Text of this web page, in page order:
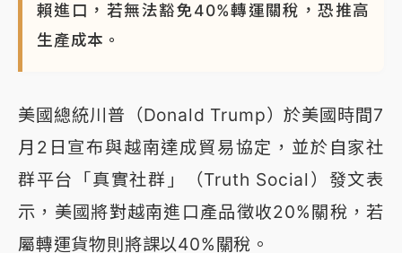
賴進口，若無法豁免40%轉運關稅，恐推高
生產成本。
美國總統川普（Donald Trump）於美國時間7
月2日宣布與越南達成貿易協定，並於自家社
群平台「真實社群」（Truth Social）發文表
示，美國將對越南進口產品徵收20%關稅，若
屬轉運貨物則將課以40%關稅。